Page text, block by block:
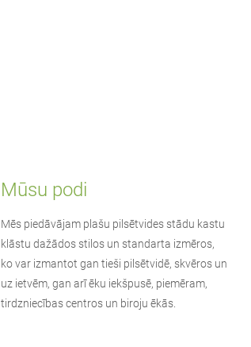
Mūsu podi
Mēs piedāvājam plašu pilsētvides stādu kastu
klāstu dažādos stilos un standarta izmēros,
ko var izmantot gan tieši pilsētvidē, skvēros un
uz ietvēm, gan arī ēku iekšpusē, piemēram,
tirdzniecības centros un biroju ēkās.